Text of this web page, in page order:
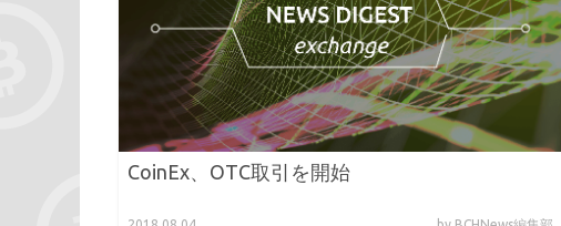
CoinEx、OTC取引を開始